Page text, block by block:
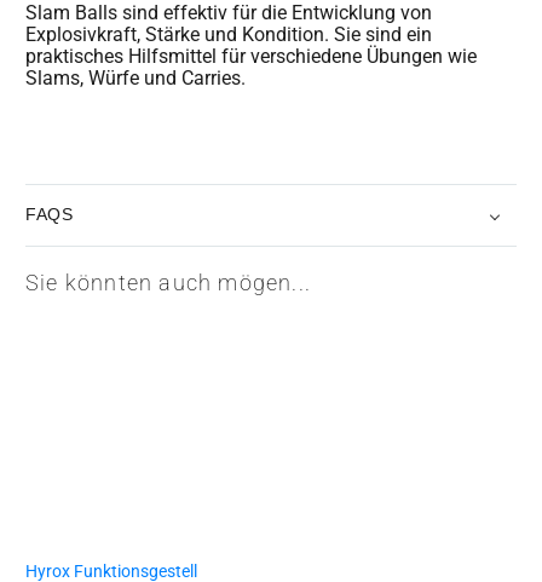
Slam Balls sind effektiv für die Entwicklung von
Explosivkraft, Stärke und Kondition. Sie sind ein
praktisches Hilfsmittel für verschiedene Übungen wie
Slams, Würfe und Carries.
FAQS
Sie könnten auch mögen...
Hyrox Funktionsgestell